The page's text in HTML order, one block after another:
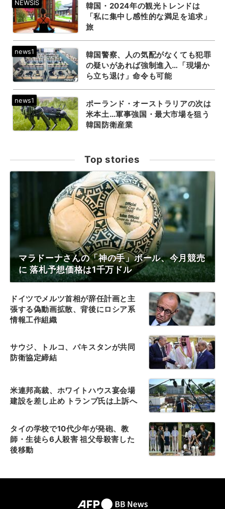
韓国・2024年の観光トレンドは
「私に集中し感性的な満足を追求」
旅
韓国警察、人の気配がなくても犯罪
の疑いがあれば強制進入…「現場か
ら立ち退け」命令も可能
ポーランド・オーストラリアの次は
米本土…軍事強国・最大市場を狙う
韓国防衛産業
Top stories
マラドーナさんの「神の手」ボール、今月競売
に 落札予想価格は1千万ドル
ドイツでメルツ首相が辞任計画と主
張する偽動画拡散、背後にロシア系
情報工作組織
サウジ、トルコ、パキスタンが共同
防衛協定締結
米連邦高裁、ホワイトハウス宴会場
建設を差し止め トランプ氏は上訴へ
タイの学校で10代少年が発砲、教
師・生徒ら6人殺害 祖父母殺害した
後移動